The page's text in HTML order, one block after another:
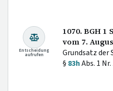
Entscheidung
aufrufen
1070. BGH 1
vom 7.
Grundsatz der
§ 83hAbs. 1 Nr.